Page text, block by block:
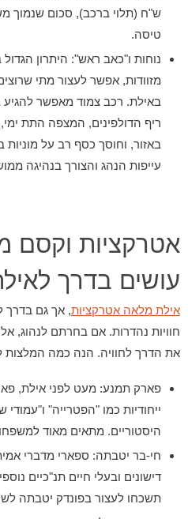
טיסה.
נוחות ו"כאב ראש": היתרון
מזוודות, אפשר לעצור מתי
באילת. רכב צמוד מאפשר להגיע
ריף הדולפינים, המצפה התת ימי,
באזור, וחוסך כסף רב על מוניות
עייפות הנהג והצורך בנהיגה
אטרקציות וקסם
עושים בדרך
אילת מלאה אטרקציות, אך גם בדרך
חוויות נהדרות. אם בחרתם לנהוג,
את הדרך לחוויה. הנה כמה המלצות
פארק תמנע: מעט לפני אילת,
ייחודיות כמו "הפטרייה"
היסטוריים. מתאים מאוד
חי-בר יטבתה: ספארי מדברי
דישונים ובעלי חיים תנ"כיים
תשכחו לעצור בפונדק יטבתה